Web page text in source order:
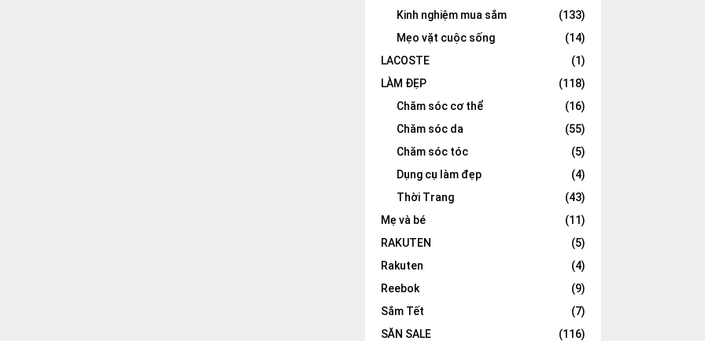
Kinh nghiệm mua sắm
(133)
Mẹo vặt cuộc sống
(14)
LACOSTE
(1)
LÀM ĐẸP
(118)
Chăm sóc cơ thể
(16)
Chăm sóc da
(55)
Chăm sóc tóc
(5)
Dụng cụ làm đẹp
(4)
Thời Trang
(43)
Mẹ và bé
(11)
RAKUTEN
(5)
Rakuten
(4)
Reebok
(9)
Sắm Tết
(7)
SĂN SALE
(116)